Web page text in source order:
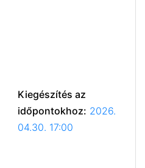
Kiegészítés az
időpontokhoz: 2026.
04.30. 17:00